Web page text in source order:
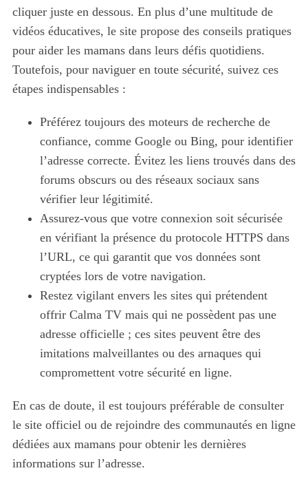
cliquer juste en dessous. En plus d’une multitude de
vidéos éducatives, le site propose des conseils pratiques
pour aider les mamans dans leurs défis quotidiens.
Toutefois, pour naviguer en toute sécurité, suivez ces
étapes indispensables :
Préférez toujours des moteurs de recherche de
confiance, comme Google ou Bing, pour identifier
l’adresse correcte. Évitez les liens trouvés dans des
forums obscurs ou des réseaux sociaux sans
vérifier leur légitimité.
Assurez-vous que votre connexion soit sécurisée
en vérifiant la présence du protocole HTTPS dans
l’URL, ce qui garantit que vos données sont
cryptées lors de votre navigation.
Restez vigilant envers les sites qui prétendent
offrir Calma TV mais qui ne possèdent pas une
adresse officielle ; ces sites peuvent être des
imitations malveillantes ou des arnaques qui
compromettent votre sécurité en ligne.
En cas de doute, il est toujours préférable de consulter
le site officiel ou de rejoindre des communautés en ligne
dédiées aux mamans pour obtenir les dernières
informations sur l’adresse.